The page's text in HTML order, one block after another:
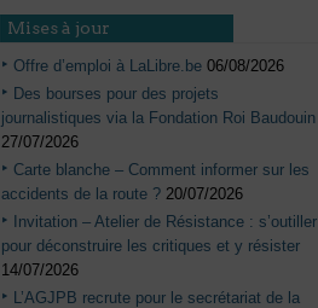
Mises à jour
Offre d’emploi à LaLibre.be 06/08/2026
Des bourses pour des projets
journalistiques via la Fondation Roi Baudouin
27/07/2026
Carte blanche – Comment informer sur les
accidents de la route ? 20/07/2026
Invitation – Atelier de Résistance : s’outiller
pour déconstruire les critiques et y résister
14/07/2026
L’AGJPB recrute pour le secrétariat de la